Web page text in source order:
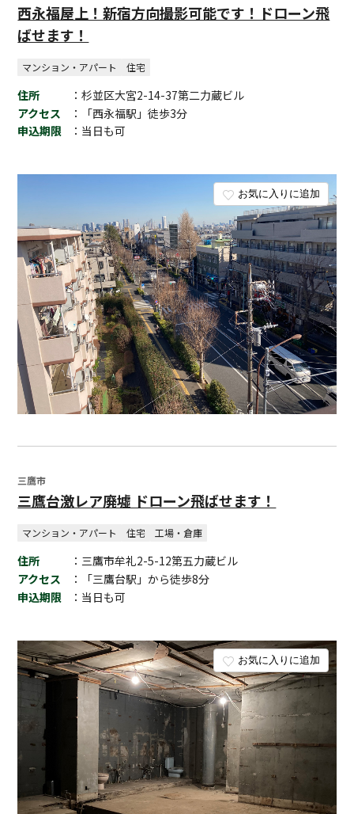
お気に入りに追加
西永福屋上！新宿方向撮影可能です！ドローン飛
ばせます！
マンション・アパート 住宅
住所
：杉並区大宮2-14-37第二力蔵ビル
アクセス
：「西永福駅」徒歩3分
申込期限
：当日も可
お気に入りに追加
三鷹市
三鷹台激レア廃墟 ドローン飛ばせます！
マンション・アパート 住宅 工場・倉庫
住所
：三鷹市牟礼2-5-12第五力蔵ビル
アクセス
：「三鷹台駅」から徒歩8分
申込期限
：当日も可